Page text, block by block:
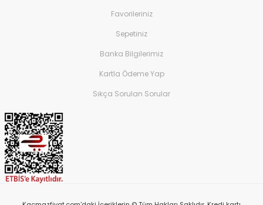
Favorileriniz
Sepetiniz
Banka Bilgilerimiz
Kartla Ödeme Yap
Sıkça Sorulan Sorular